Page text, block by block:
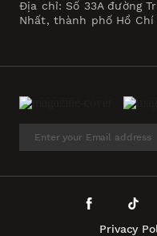
Địa chỉ: Số 33A đường
Nhất, thành phố Hồ Chí
Privacy